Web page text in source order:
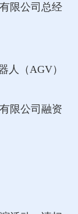
限公司总经
人（AGV）
限公司融资